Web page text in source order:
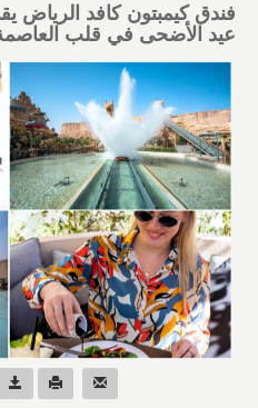
فندق كيمبتون كافد الرياض
عيد الأضحى في قلب